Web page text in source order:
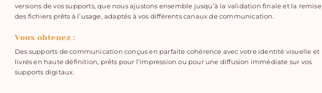
versions de vos supports, que nous ajustons ensemble jusqu’à la validation finale et la remise
des fichiers prêts à l’usage, adaptés à vos différents canaux de communication.
Vous obtenez :
Des supports de communication conçus en parfaite cohérence avec votre identité visuelle et
livrés en haute définition, prêts pour l’impression ou pour une diffusion immédiate sur vos
supports digitaux.